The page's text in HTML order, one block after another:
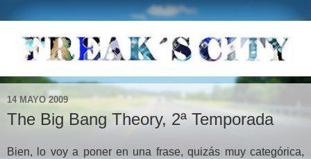
14 MAYO 2009
The Big Bang Theory, 2ª Temporada
Bien, lo voy a poner en una frase, quizás muy categórica,